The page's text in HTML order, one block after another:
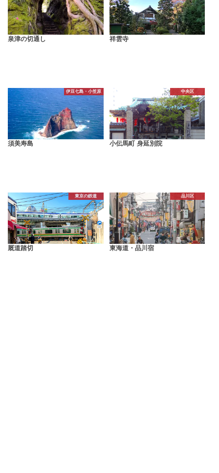
泉津の切通し 祥雲寺
伊豆七島・小笠原
須美寿島
中央区
小伝馬町 身延別院
東京の鉄道
厩道踏切
品川区
東海道・品川宿